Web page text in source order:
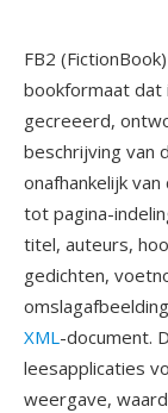
FB2
bookformaat dat
gecreeerd,
beschrijving van
onafhankelijk
tot pagina-
titel, auteurs,
gedichten,
XML-document.
leesapplicaties
weergave,